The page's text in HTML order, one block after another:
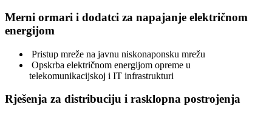
Merni ormari i dodatci za napajanje električnom
energijom
Pristup mreže na javnu niskonaponsku mrežu
Opskrba električnom energijom opreme u
telekomunikacijskoj i IT infrastrukturi
Rješenja za distribuciju i rasklopna postrojenja